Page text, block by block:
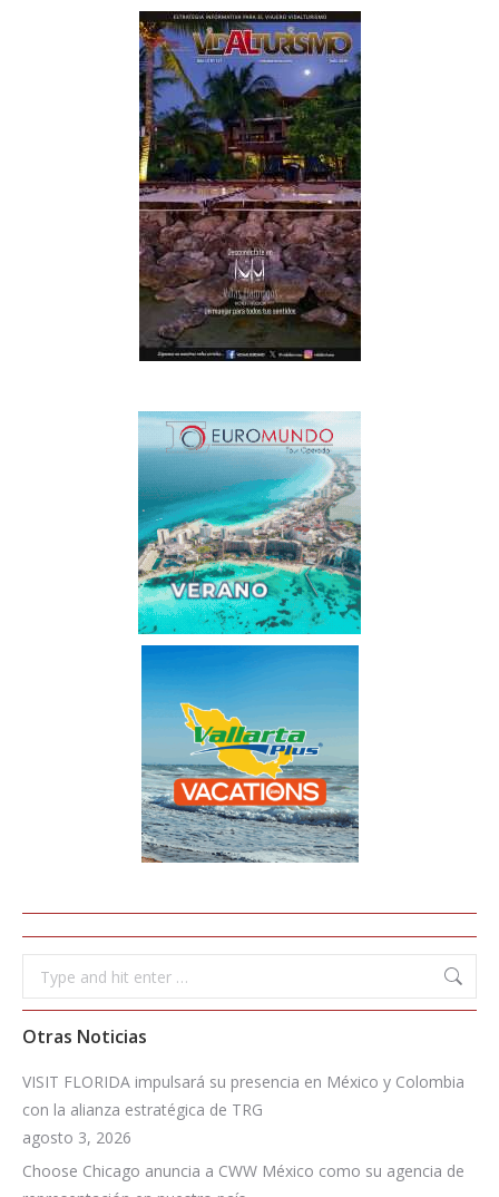
Search:
Otras Noticias
VISIT FLORIDA impulsará su presencia en México y Colombia
con la alianza estratégica de TRG
agosto 3, 2026
Choose Chicago anuncia a CWW México como su agencia de